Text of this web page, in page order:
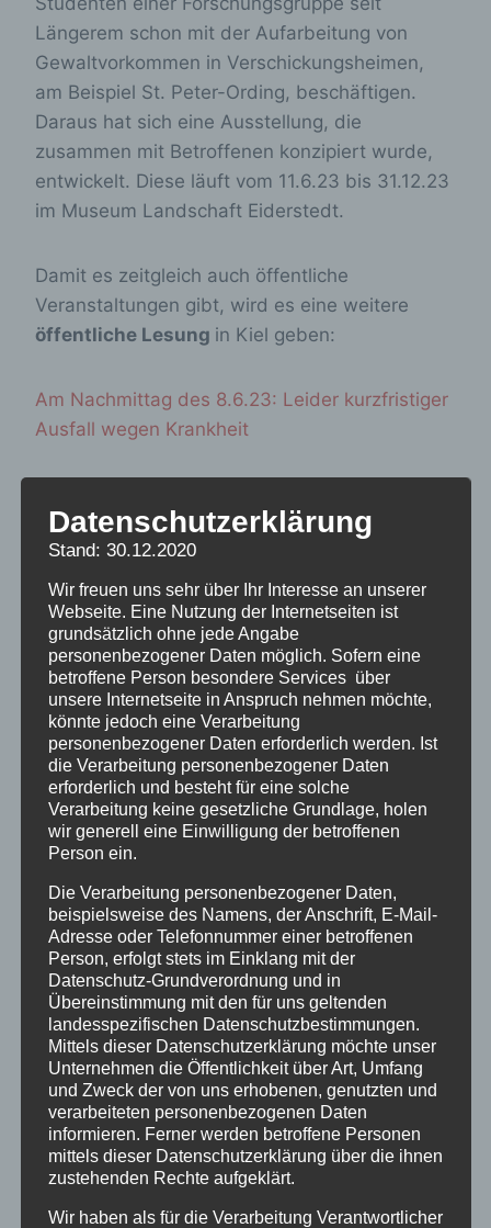
Längerem schon mit der Aufarbeitung von
Gewaltvorkommen in Verschickungsheimen,
am Beispiel St. Peter-Ording, beschäftigen.
Daraus hat sich eine Ausstellung, die
zusammen mit Betroffenen konzipiert wurde,
entwickelt. Diese läuft vom 11.6.23 bis 31.12.23
im Museum Landschaft Eiderstedt.
Damit es zeitgleich auch öffentliche
Veranstaltungen gibt, wird es eine weitere
öffentliche Lesung in Kiel geben:
Am Nachmittag des 8.6.23: Leider kurzfristiger
Ausfall wegen Krankheit
Geschäftsstelle des LandesFrauenRates
Schleswig-Holstein, Auguste-Viktoria-Straße
16, 24103 Kiel.
Achtung! der Raum ist nicht barrierefrei, ist
aber mit einem Fahrstuhl zu erreichen und bis
auf zwei ca. 1 cm hohe Absätze ebenerdig.
Barrierefreie Toiletten gibt es leider keine,
sorry.
Anja Röhl wird ihr Buch:Das Elend der
Verschickungskinder – Kindererholungsheime
als Orte der Gewalt
Interviews des Buches:Heimweh-
Verschickungskinder erzählen,lesen.
Anja Röhl macht seit 2019 das Trauma der
Verschickungskinder in der breiten
Öffentlichkeit publik. Die Buchautorin und
Wissenschaftlerin gründete als Betroffene mit
anderen ehemaligen Verschickungskindern die
Initiative gleichen Namens. Mit ihrem Buch
beschreibt Anja, die auch zahlreiche andere
Publikationen geschrieben hat, die oft
lebenslangen Auswirkungen der von
Datenschutzerklärung
Stand: 30.12.2020
Wir freuen uns sehr über Ihr Interesse an unserer
Webseite. Eine Nutzung der Internetseiten ist
grundsätzlich ohne jede Angabe
personenbezogener Daten möglich. Sofern eine
betroffene Person besondere Services über
unsere Internetseite in Anspruch nehmen möchte,
könnte jedoch eine Verarbeitung
personenbezogener Daten erforderlich werden. Ist
die Verarbeitung personenbezogener Daten
erforderlich und besteht für eine solche
Verarbeitung keine gesetzliche Grundlage, holen
wir generell eine Einwilligung der betroffenen
Person ein.
Die Verarbeitung personenbezogener Daten,
beispielsweise des Namens, der Anschrift, E-Mail-
Adresse oder Telefonnummer einer betroffenen
Person, erfolgt stets im Einklang mit der
Datenschutz-Grundverordnung und in
Übereinstimmung mit den für uns geltenden
landesspezifischen Datenschutzbestimmungen.
Mittels dieser Datenschutzerklärung möchte unser
Unternehmen die Öffentlichkeit über Art, Umfang
und Zweck der von uns erhobenen, genutzten und
verarbeiteten personenbezogenen Daten
informieren. Ferner werden betroffene Personen
mittels dieser Datenschutzerklärung über die ihnen
zustehenden Rechte aufgeklärt.
Wir haben als für die Verarbeitung Verantwortlicher